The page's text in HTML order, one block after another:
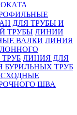
ДЛЯ ТРУБЫ И
ТРУБЫ ЛИНИИ
ВАЛКИ ЛИНИЯ
ЛИНИЯ ДЛЯ
БУРИЛЬНЫХ ТРУБ
ШВА